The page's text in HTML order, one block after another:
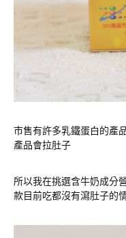
市售有許多乳鐵蛋白的產
產品會拉肚子
所以我在挑選含牛奶成分
款目前吃都沒有瀉肚子的